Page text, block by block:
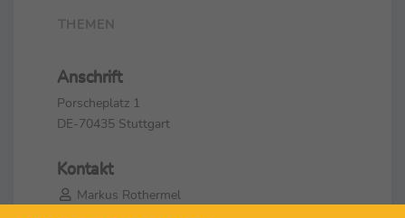
THEMEN
Anschrift
Porscheplatz 1
DE-70435 Stuttgart
Kontakt
Markus Rothermel